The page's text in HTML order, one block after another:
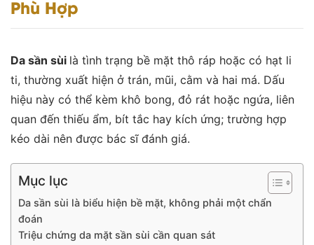
Phù Hợp
Da sần sùi là tình trạng bề mặt thô ráp hoặc có hạt li
ti, thường xuất hiện ở trán, mũi, cằm và hai má. Dấu
hiệu này có thể kèm khô bong, đỏ rát hoặc ngứa, liên
quan đến thiếu ẩm, bít tắc hay kích ứng; trường hợp
kéo dài nên được bác sĩ đánh giá.
Mục lục
Da sần sùi là biểu hiện bề mặt, không phải một chẩn
đoán
Triệu chứng da mặt sần sùi cần quan sát